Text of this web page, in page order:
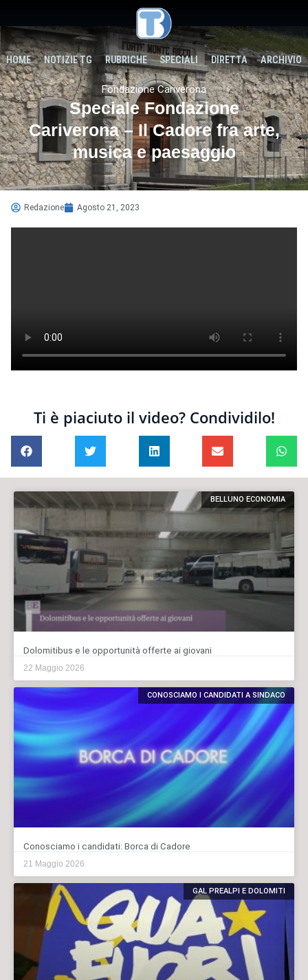
HOME NOTIZIE TG RUBRICHE SPECIALI DIRETTA ARCHIVIO
Fondazione Cariverona
Speciale Fondazione
Cariverona – Il Cadore fra arte,
musica e paesaggio
Redazione Agosto 21, 2023
Ti è piaciuto il video? Condividilo!
BELLUNO ECONOMIA
Dolomitibus e le opportunità offerte ai giovani
22 Maggio 2026
CONOSCIAMO I CANDIDATI A SINDACO
Conosciamo i candidati: Borca di Cadore
21 Maggio 2026
GAL PREALPI E DOLOMITI